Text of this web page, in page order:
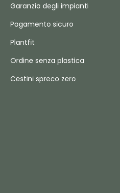
Garanzia degli impianti
Pagamento sicuro
Plantfit
Ordine senza plastica
Cestini spreco zero